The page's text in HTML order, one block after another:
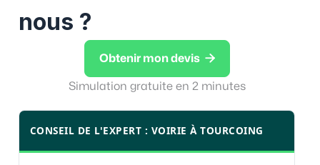
nous ?
Obtenir mon devis 
Simulation gratuite en 2 minutes
CONSEIL DE L'EXPERT : VOIRIE À TOURCOING